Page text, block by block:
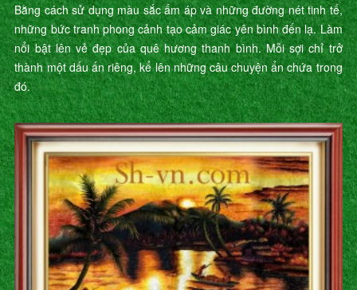
Bằng cách sử dụng màu sắc ấm áp và những đường nét tinh tế,
những bức tranh phong cảnh tạo cảm giác yên bình đến lạ. Làm
nổi bật lên vẻ đẹp của quê hương thanh bình. Mỗi sợi chỉ trở
thành một dấu ấn riêng, kể lên những câu chuyện ẩn chứa trong
đó.